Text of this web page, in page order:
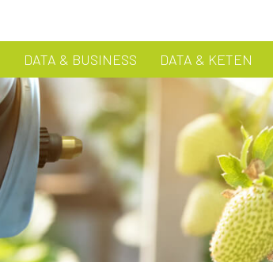
DATA & BUSINESS DATA & KETEN